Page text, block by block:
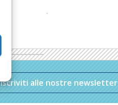
Iscriviti alle nostre newsletter